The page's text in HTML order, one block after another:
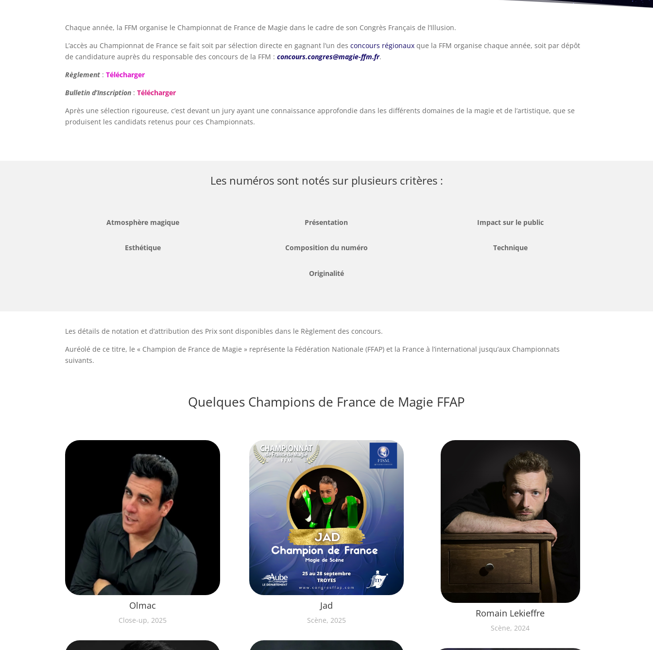
Chaque année, la FFM organise le Championnat de France de Magie dans le cadre de son Congrès Français de l’Illusion.
L’accès au Championnat de France se fait soit par sélection directe en gagnant l’un desconcours régionaux que la FFM organise chaque année, soit par dépôt
de candidature auprès du responsable des concours de la FFM :concours.congres@magie-ffm.fr.
Règlement :Télécharger
Bulletin d’Inscription :Télécharger
Après une sélection rigoureuse, c’est devant un jury ayant une connaissance approfondie dans les différents domaines de la magie et de l’artistique, que se
produisent les candidats retenus pour ces Championnats.
Les numéros sont notés sur plusieurs critères :
Atmosphère magique
Esthétique
Présentation
Composition du numéro
Originalité
Impact sur le public
Technique
Les détails de notation et d’attribution des Prix sont disponibles dans le Règlement des concours.
Auréolé de ce titre, le « Champion de France de Magie » représente la Fédération Nationale (FFAP) et la France à l’international jusqu’aux Championnats
suivants.
Quelques Champions de France de Magie FFAP
Olmac
Close-up, 2025
Jad
Scène, 2025
Romain Lekieffre
Scène, 2024